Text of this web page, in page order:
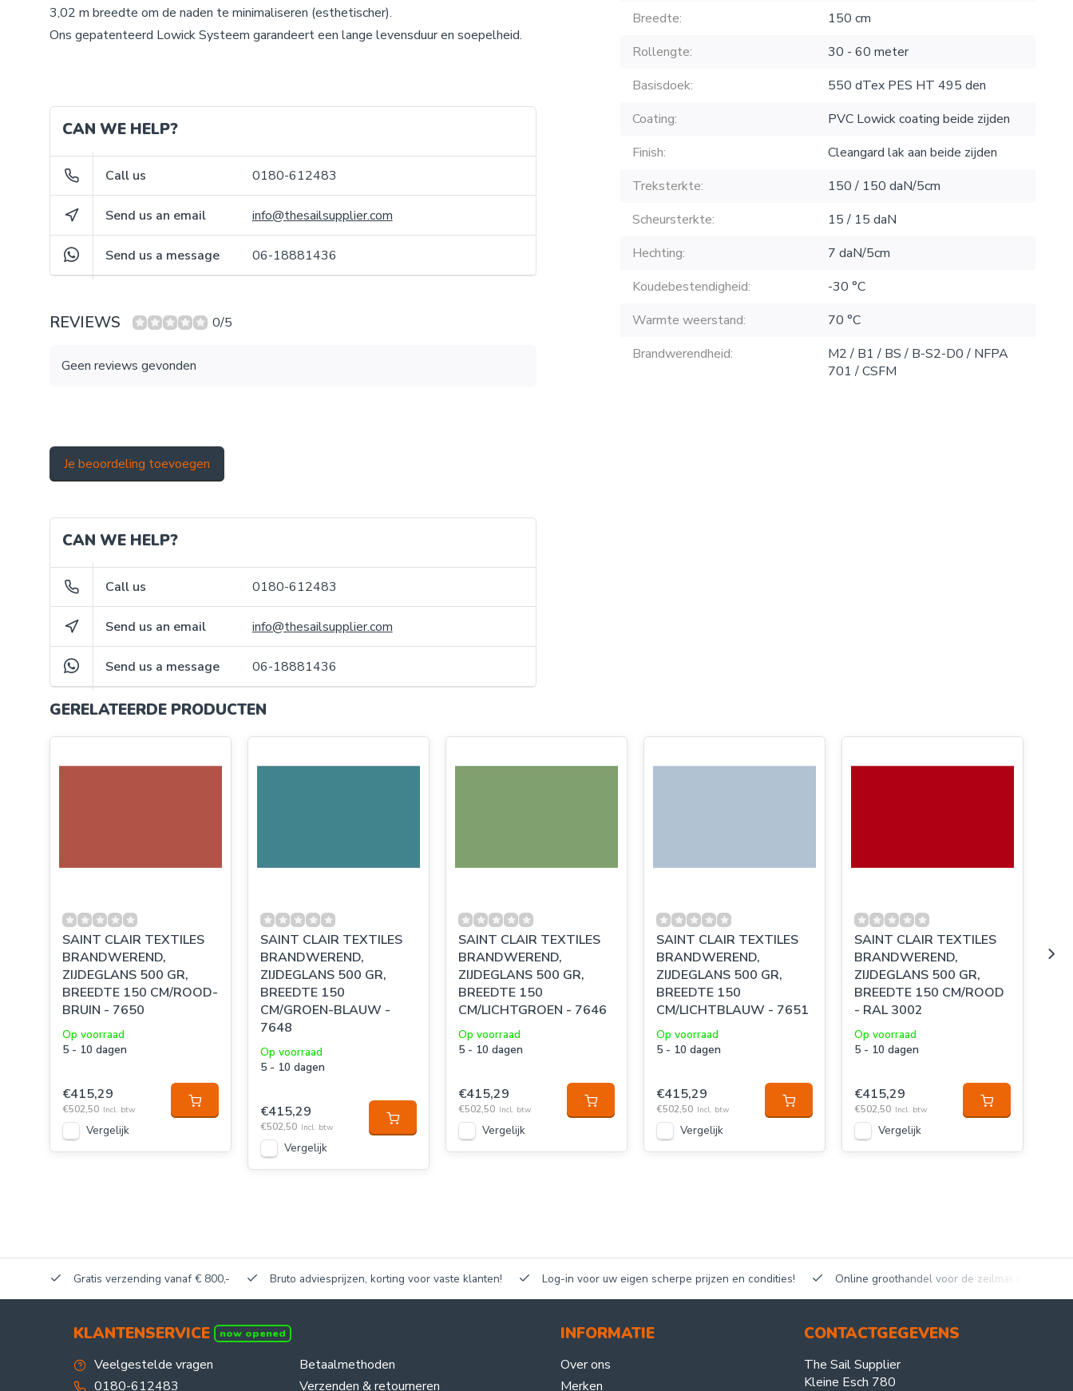
3,02 m breedte om de naden te minimaliseren (esthetischer).
Ons gepatenteerd Lowick Systeem garandeert een lange levensduur en soepelheid.
CAN WE HELP?
Call us 0180-612483
Send us an email info@thesailsupplier.com
Send us a message 06-18881436
REVIEWS 0/5
Geen reviews gevonden
Je beoordeling toevoegen
CAN WE HELP?
Call us 0180-612483
Send us an email info@thesailsupplier.com
Send us a message 06-18881436
Breedte:
150 cm
Rollengte:
30 - 60 meter
Basisdoek:
550 dTex PES HT 495 den
Coating:
PVC Lowick coating beide zijden
Finish:
Cleangard lak aan beide zijden
Treksterkte:
150 / 150 daN/5cm
Scheursterkte:
15 / 15 daN
Hechting:
7 daN/5cm
Koudebestendigheid:
-30 °C
Warmte weerstand:
70 °C
Brandwerendheid:
M2 / B1 / BS / B-S2-D0 / NFPA
701 / CSFM
GERELATEERDE PRODUCTEN
SAINT CLAIR TEXTILES
BRANDWEREND,
ZIJDEGLANS 500 GR,
BREEDTE 150 CM/ROOD-
BRUIN - 7650
Op voorraad
5 - 10 dagen
€415,29
€502,50 Incl. btw
Vergelijk
SAINT CLAIR TEXTILES
BRANDWEREND,
ZIJDEGLANS 500 GR,
BREEDTE 150
CM/GROEN-BLAUW -
7648
Op voorraad
5 - 10 dagen
€415,29
€502,50 Incl. btw
Vergelijk
SAINT CLAIR TEXTILES
BRANDWEREND,
ZIJDEGLANS 500 GR,
BREEDTE 150
CM/LICHTGROEN - 7646
Op voorraad
5 - 10 dagen
€415,29
€502,50 Incl. btw
Vergelijk
SAINT CLAIR TEXTILES
BRANDWEREND,
ZIJDEGLANS 500 GR,
BREEDTE 150
CM/LICHTBLAUW - 7651
Op voorraad
5 - 10 dagen
€415,29
€502,50 Incl. btw
Vergelijk
SAINT CLAIR TEXTILES
BRANDWEREND,
ZIJDEGLANS 500 GR,
BREEDTE 150 CM/ROOD
- RAL 3002
Op voorraad
5 - 10 dagen
€415,29
€502,50 Incl. btw
Vergelijk
Gratis verzending vanaf € 800,- Bruto adviesprijzen, korting voor vaste klanten! Log-in voor uw eigen scherpe prijzen en condities! Online groothandel voor de zeilmakerij!
KLANTENSERVICE now opened
Veelgestelde vragen
0180-612483
Betaalmethoden
Verzenden & retourneren
INFORMATIE
Over ons
Merken
CONTACTGEGEVENS
The Sail Supplier
Kleine Esch 780